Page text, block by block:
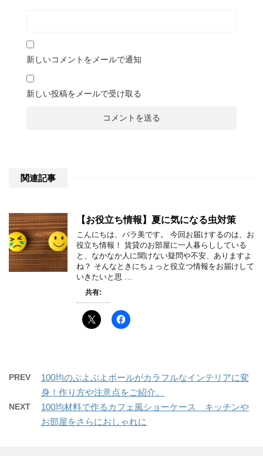
新しいコメントをメールで通知
新しい投稿をメールで受け取る
関連記事
【お役立ち情報】夏に気になる虫対策
こんにちは、バラ美です。 今回お届けするのは、お
役立ち情報！ 賃貸のお部屋に一人暮らししている
と、なかなか人に聞けない疑問や不安、ありますよ
ね？ そんなときにちょっと役立つ情報をお届けして
いきたいと思 …
共有:
PREV
100均のぷよぷよボールがカラフルなインテリアに変
身！作り方や注意点をご紹介。
NEXT
100均材料で作るカフェ風ショーケース キッチンや
お部屋をさらにおしゃれに